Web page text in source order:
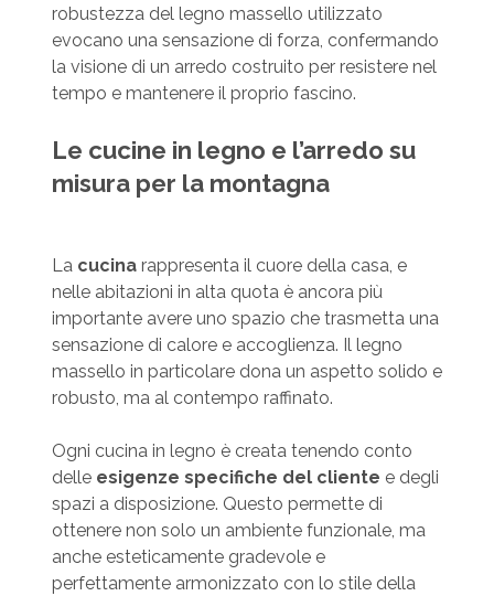
robustezza del legno massello utilizzato
evocano una sensazione di forza, confermando
la visione di un arredo costruito per resistere nel
tempo e mantenere il proprio fascino.
Le cucine in legno e l’arredo su
misura per la montagna
La cucinarappresenta il cuore della casa, e
nelle abitazioni in alta quota è ancora più
importante avere uno spazio che trasmetta una
sensazione di calore e accoglienza. Il legno
massello in particolare dona un aspetto solido e
robusto, ma al contempo raffinato.
Ogni cucina in legno è creata tenendo conto
delle esigenze specifiche del cliente e degli
spazi a disposizione. Questo permette di
ottenere non solo un ambiente funzionale, ma
anche esteticamente gradevole e
perfettamente armonizzato con lo stile della